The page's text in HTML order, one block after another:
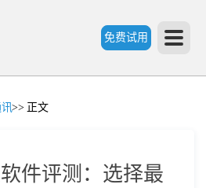
免费试用
讯>> 正文
件评测：选择最